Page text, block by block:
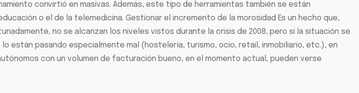
convirtió en masivas. Además, este tipo de herramientas también se están
o el de la telemedicina. Gestionar el incremento de la morosidad Es un hecho que,
no se alcanzan los niveles vistos durante la crisis de 2008, pero si la situación se
están pasando especialmente mal (hostelería, turismo, ocio, retail, inmobiliario, etc.), en
con un volumen de facturación bueno, en el momento actual, pueden verse